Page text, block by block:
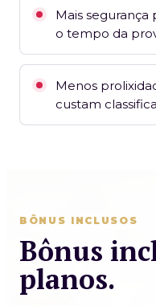
Mais segurança
o tempo da
Menos
custam
BÔNUS INCLUSOS
Bônus
planos.